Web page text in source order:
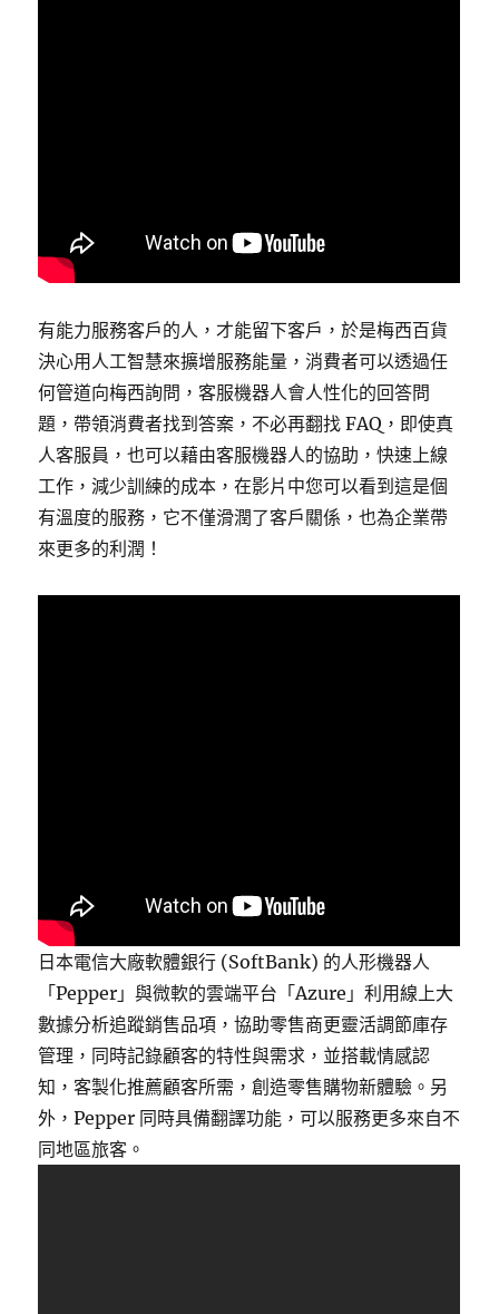
有能力服務客戶的人，才能留下客戶，於是梅西百貨
決心用人工智慧來擴增服務能量，消費者可以透過任
何管道向梅西詢問，客服機器人會人性化的回答問
題，帶領消費者找到答案，不必再翻找 FAQ，即使真
人客服員，也可以藉由客服機器人的協助，快速上線
工作，減少訓練的成本，在影片中您可以看到這是個
有溫度的服務，它不僅滑潤了客戶關係，也為企業帶
來更多的利潤！
日本電信大廠軟體銀行 (SoftBank) 的人形機器人
「Pepper」與微軟的雲端平台「Azure」利用線上大
數據分析追蹤銷售品項，協助零售商更靈活調節庫存
管理，同時記錄顧客的特性與需求，並搭載情感認
知，客製化推薦顧客所需，創造零售購物新體驗。另
外，Pepper 同時具備翻譯功能，可以服務更多來自不
同地區旅客。